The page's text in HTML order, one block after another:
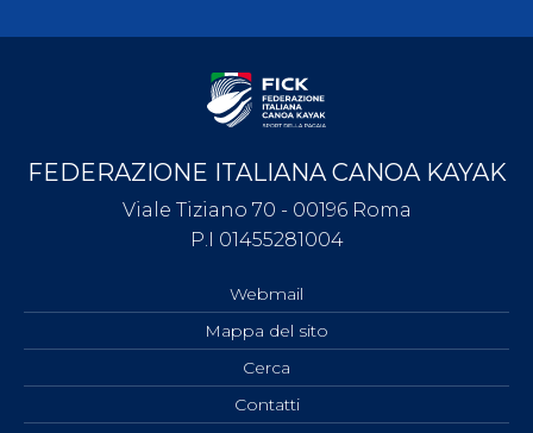
FEDERAZIONE ITALIANA CANOA KAYAK
Viale Tiziano 70 - 00196 Roma
P.I 01455281004
Webmail
Mappa del sito
Cerca
Contatti